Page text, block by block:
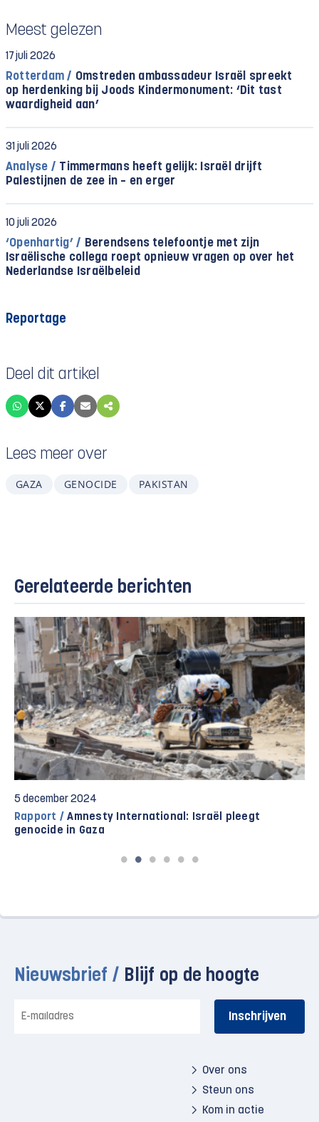
Meest gelezen
17 juli 2026
Rotterdam / Omstreden ambassadeur Israël spreekt
op herdenking bij Joods Kindermonument: ‘Dit tast
waardigheid aan’
31 juli 2026
Analyse / Timmermans heeft gelijk: Israël drijft
Palestijnen de zee in – en erger
10 juli 2026
‘Openhartig’ / Berendsens telefoontje met zijn
Israëlische collega roept opnieuw vragen op over het
Nederlandse Israëlbeleid
Reportage
Deel dit artikel
Lees meer over
GAZA GENOCIDE PAKISTAN
Gerelateerde berichten
5 december 2024
Rapport / Amnesty International: Israël pleegt
genocide in Gaza
Nieuwsbrief / Blijf op de hoogte
mailadres
Over ons
Steun ons
Kom in actie